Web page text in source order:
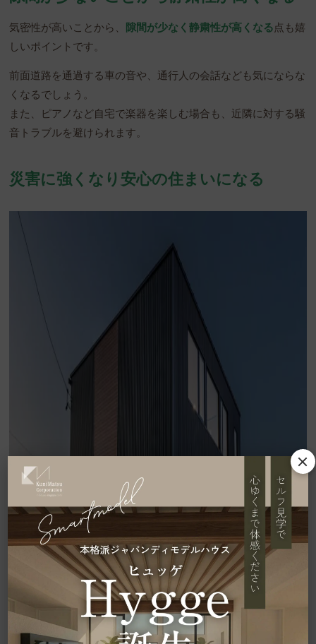
気密性が高いことから、 隙間が少なく静粛性が高くなる点も嬉
しいポイントです。
前面道路を通過する車の音や、通行人の会話なども気にならな
くなるでしょう。
また、ピアノなど自宅で楽器を楽しむ場合も、近隣に対する騒
音トラブルを避けられます。
災害に強くなり安心の住まいになる